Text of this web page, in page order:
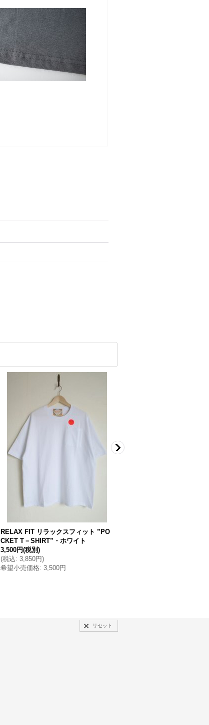
RELAX FIT リラックスフィット ”PO
CKET T－SHIRT”・ホワイト
3,500円(税別)
(税込: 3,850円)
希望小売価格: 3,500円
リセット